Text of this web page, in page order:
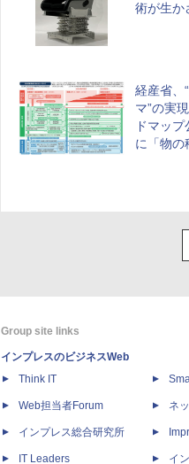
術が生か
経産省、
マ”の実
ドマッ
に「物の
Group site links
インプレスのビジネスWeb
Think IT
Web担当者Forum
インプレス総合研究所
IT Leaders
ネ
イ